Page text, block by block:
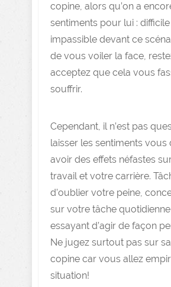
copine, alors qu’on a
sentiments pour lui :
impassible devant ce
de vous voiler la face,
acceptez que cela vous
souffrir.
Cependant, il n’est pas
laisser les sentiments vous
avoir des effets néfastes
travail et votre carrière.
d’oublier votre peine,
sur votre tâche
essayant d’agir de façon
Ne jugez surtout pas sur
copine car vous allez
situation!